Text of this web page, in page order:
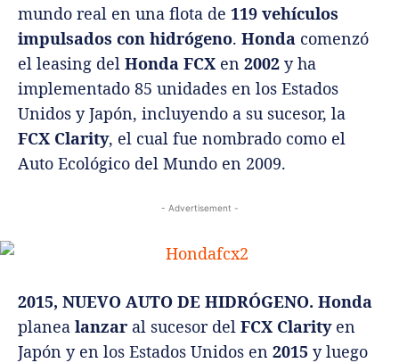
mundo real en una flota de 119 vehículos
impulsados con hidrógeno. Honda comenzó
el leasing del Honda FCX en 2002 y ha
implementado 85 unidades en los Estados
Unidos y Japón, incluyendo a su sucesor, la
FCX Clarity, el cual fue nombrado como el
Auto Ecológico del Mundo en 2009.
- Advertisement -
2015, NUEVO AUTO DE HIDRÓGENO. Honda
planea lanzar al sucesor del FCX Clarityen
Japón y en los Estados Unidos en 2015 y luego